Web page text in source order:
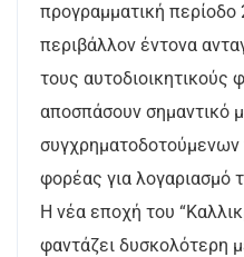
προγραμματική
περιβάλλον έντονα
τους αυτοδιοικητικούς
αποσπάσουν σημαντικό
φορέας για λογαριασμό
Η νέα εποχή του
φαντάζει δυσκολότερη